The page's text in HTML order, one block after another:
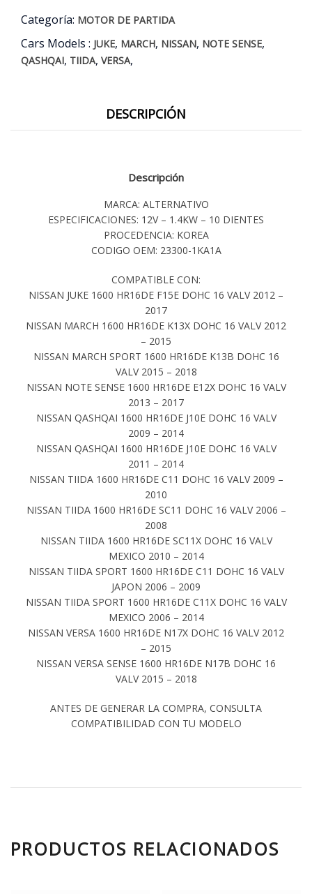
JUKE
AÑOS
09/18
cantidad
Categoría: MOTOR DE PARTIDA
Cars Models : JUKE, MARCH, NISSAN, NOTE SENSE,
QASHQAI, TIIDA, VERSA,
DESCRIPCIÓN
Descripción
MARCA: ALTERNATIVO
ESPECIFICACIONES: 12V – 1.4KW – 10 DIENTES
PROCEDENCIA: KOREA
CODIGO OEM: 23300-1KA1A
COMPATIBLE CON:
NISSAN JUKE 1600 HR16DE F15E DOHC 16 VALV 2012 –
2017
NISSAN MARCH 1600 HR16DE K13X DOHC 16 VALV 2012
– 2015
NISSAN MARCH SPORT 1600 HR16DE K13B DOHC 16
VALV 2015 – 2018
NISSAN NOTE SENSE 1600 HR16DE E12X DOHC 16 VALV
2013 – 2017
NISSAN QASHQAI 1600 HR16DE J10E DOHC 16 VALV
2009 – 2014
NISSAN QASHQAI 1600 HR16DE J10E DOHC 16 VALV
2011 – 2014
NISSAN TIIDA 1600 HR16DE C11 DOHC 16 VALV 2009 –
2010
NISSAN TIIDA 1600 HR16DE SC11 DOHC 16 VALV 2006 –
2008
NISSAN TIIDA 1600 HR16DE SC11X DOHC 16 VALV
MEXICO 2010 – 2014
NISSAN TIIDA SPORT 1600 HR16DE C11 DOHC 16 VALV
JAPON 2006 – 2009
NISSAN TIIDA SPORT 1600 HR16DE C11X DOHC 16 VALV
MEXICO 2006 – 2014
NISSAN VERSA 1600 HR16DE N17X DOHC 16 VALV 2012
– 2015
NISSAN VERSA SENSE 1600 HR16DE N17B DOHC 16
VALV 2015 – 2018
ANTES DE GENERAR LA COMPRA, CONSULTA
COMPATIBILIDAD CON TU MODELO
PRODUCTOS RELACIONADOS